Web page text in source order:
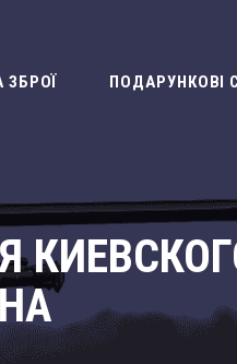
ЗБРОЇ ПОДАРУНКОВІ